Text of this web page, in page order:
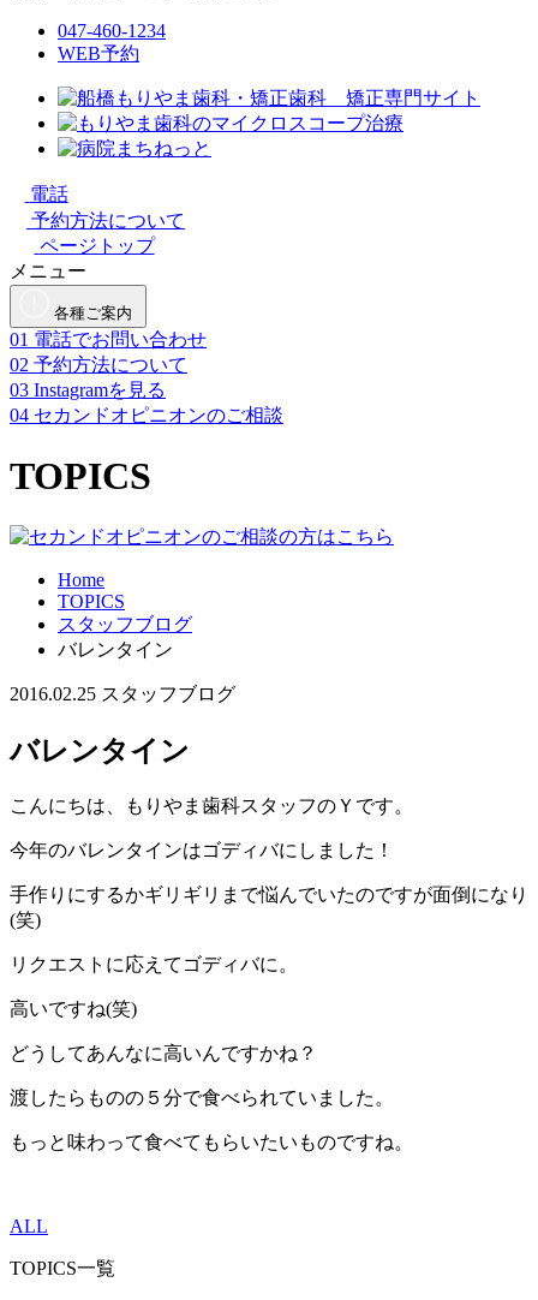
047-460-1234
WEB予約
電話
予約方法について
ページトップ
メニュー
各種ご案内
01 電話でお問い合わせ
02 予約方法について
03 Instagramを見る
04 セカンドオピニオンのご相談
TOPICS
Home
TOPICS
スタッフブログ
バレンタイン
2016.02.25 スタッフブログ
バレンタイン
こんにちは、もりやま歯科スタッフのＹです。
今年のバレンタインはゴディバにしました！
手作りにするかギリギリまで悩んでいたのですが面倒になり
(笑)
リクエストに応えてゴディバに。
高いですね(笑)
どうしてあんなに高いんですかね？
渡したらものの５分で食べられていました。
もっと味わって食べてもらいたいものですね。
ALL
TOPICS一覧